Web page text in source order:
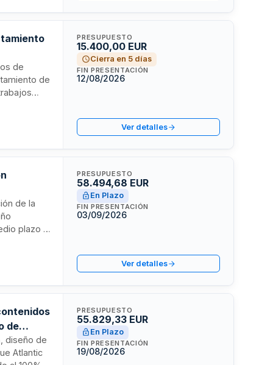
de
de
PRESUPUESTO
15.400,00 EUR
Cierra en 5 días
FIN PRESENTACIÓN
12/08/2026
Ver detalles
de la
plazo y
PRESUPUESTO
58.494,68 EUR
En Plazo
FIN PRESENTACIÓN
03/09/2026
Ver detalles
de
diseño de
Atlantic
PRESUPUESTO
55.829,33 EUR
En Plazo
FIN PRESENTACIÓN
19/08/2026